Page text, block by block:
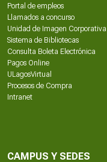
Portal de empleos
Llamados a concurso
Unidad de Imagen Corporativa
Sistema de Bibliotecas
Consulta Boleta Electrónica
Pagos Online
ULagosVirtual
Procesos de Compra
Intranet
CAMPUS Y SEDES